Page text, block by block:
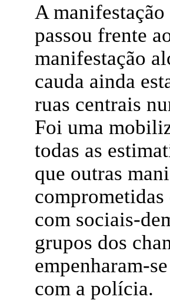
A
passou frente
manifestação
cauda ainda
ruas centrais
Foi uma
todas as
que outras
com sociais-
grupos dos
empenharam-
com a polícia.